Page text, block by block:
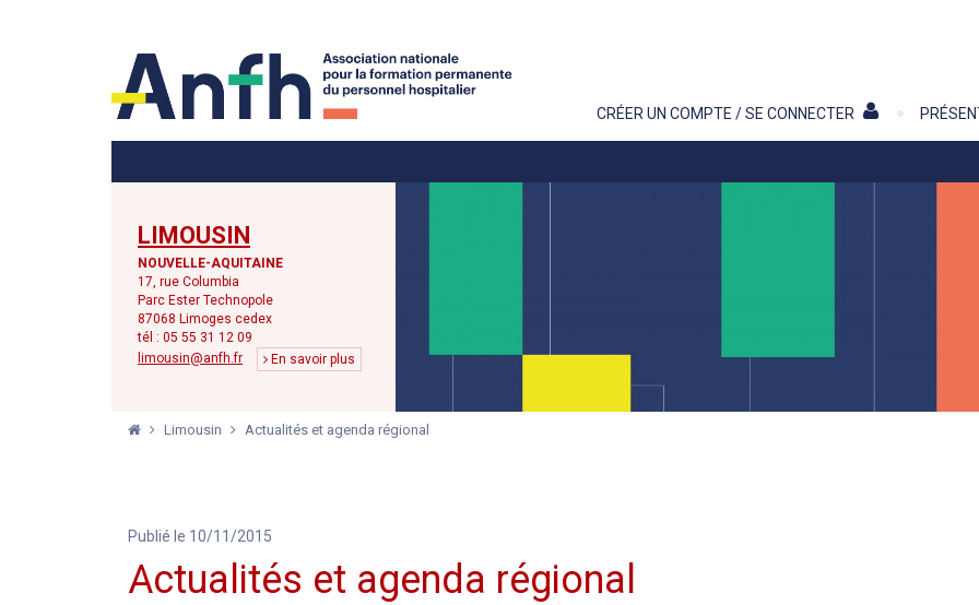
CRÉER UN COMPTE / SE CONNECTER
LIMOUSIN
NOUVELLE-AQUITAINE
17, rue Columbia
Parc Ester Technopole
87068 Limoges cedex
tél : 05 55 31 12 09
limousin@anfh.fr
En savoir plus
Limousin Actualités et agenda régional
Publié le 10/11/2015
Actualités et agenda régional